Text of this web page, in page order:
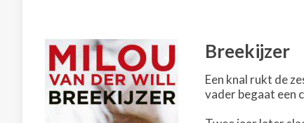
Breekijzer
Een knal rukt de
vader begaat een